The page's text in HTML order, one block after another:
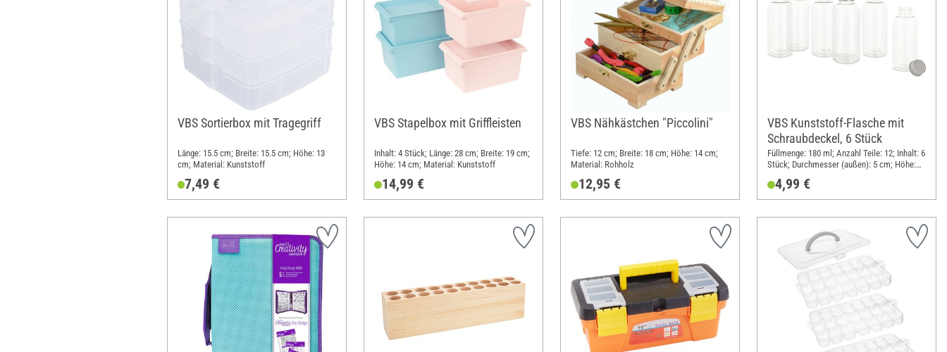
VBS Sortierbox mit Tragegriff
Länge: 15.5 cm; Breite: 15.5 cm; Höhe: 13
cm; Material: Kunststoff
7,49 €
VBS Stapelbox mit Griffleisten
Inhalt: 4 Stück; Länge: 28 cm; Breite: 19 cm;
Höhe: 14 cm; Material: Kunststoff
14,99 €
VBS Nähkästchen "Piccolini"
Tiefe: 12 cm; Breite: 18 cm; Höhe: 14 cm;
Material: Rohholz
12,95 €
VBS Kunststoff-Flasche mit
Schraubdeckel, 6 Stück
Füllmenge: 180 ml; Anzahl Teile: 12; Inhalt: 6
Stück; Durchmesser (außen): 5 cm; Höhe:
4,99 €